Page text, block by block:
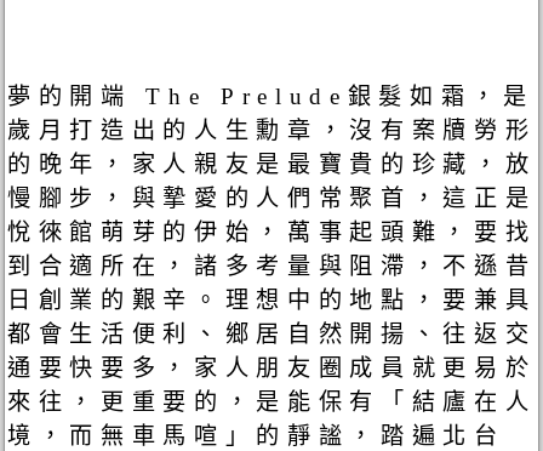
夢的開端 The Prelude銀髮如霜，是
歲月打造出的人生勳章，沒有案牘勞形
的晚年，家人親友是最寶貴的珍藏，放
慢腳步，與摯愛的人們常聚首，這正是
悅徠館萌芽的伊始，萬事起頭難，要找
到合適所在，諸多考量與阻滯，不遜昔
日創業的艱辛。理想中的地點，要兼具
都會生活便利、鄉居自然開揚、往返交
通要快要多，家人朋友圈成員就更易於
來往，更重要的，是能保有「結廬在人
境，而無車馬喧」的靜謐，踏遍北台